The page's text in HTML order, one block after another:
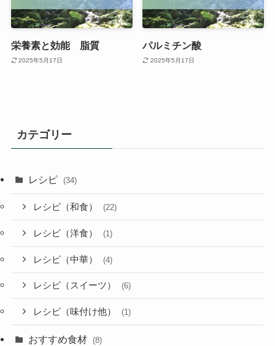
栄養素と効能 脂質
2025年5月17日
パルミチン酸
2025年5月17日
カテゴリー
レシピ (34)
レシピ（和食） (22)
レシピ（洋食） (1)
レシピ（中華） (4)
レシピ（スイーツ） (6)
レシピ（味付け他） (1)
おすすめ食材 (8)